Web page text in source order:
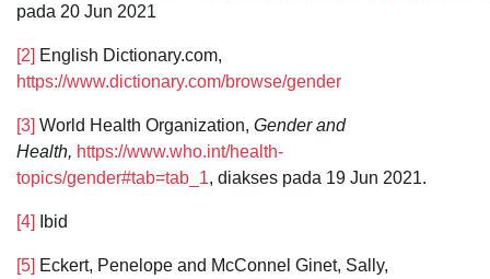
pada 20 Jun 2021
[2] English Dictionary.com,
https://www.dictionary.com/browse/gender
[3] World Health Organization, Gender and
Health, https://www.who.int/health-
topics/gender#tab=tab_1, diakses pada 19 Jun 2021.
[4] Ibid
[5] Eckert, Penelope and McConnel Ginet, Sally,